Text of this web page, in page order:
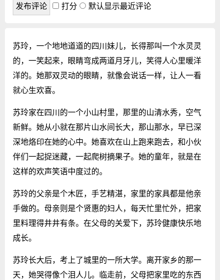
打分 默认显示最近评论
苏玲，一个地地道道的四川妹儿，长得那叫一个水灵灵
的，一笑起来，眼睛弯成两道月牙儿，笑得人心里暖洋
洋的。她那双灵动的眼睛，就像会说话一样，让人一看
就心生欢喜。
苏玲家在四川的一个小山村里，那里的山清水秀，空气
新鲜。她从小就在那片山水间长大，那山那水，早已深
深地烙印在她的心中。她喜欢在山上跑来跑去，和小伙
伴们一起捉迷藏，一起爬树摘果子。她的童年，就是在
这样的欢声笑语中度过的。
苏玲的父亲是个木匠，手艺精湛，家里的家具都是他亲
手做的。母亲则是个贤惠的妇人，每天忙里忙外，把家
里料理得井井有条。在父母的关爱下，苏玲健康快乐地
成长。
苏玲长大后，考上了城里的一所大学。离开家乡的那一
天，她哭得像个泪人儿。临走前，父母把家里吃的东西